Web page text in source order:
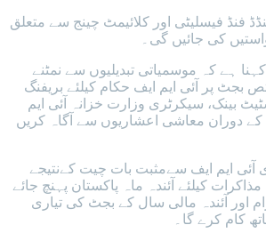
فنڈ فیسلیٹی اور کلائیمٹ چینج سے متعلق
کی جائیں گی۔
ہے کہ موسمیاتی تبدیلیوں سے نمٹنے
بجٹ پر آئی ایم ایف حکام کیلئے بریفنگ
بینک، سیکرٹری وزارت خزانہ آئی ایم
دوران معاشی اعشاریوں سے آگاہ کریں
آئی ایم ایف سےمثبت بات چیت کےنتیجے
کیلئے آئندہ ماہ پاکستان پہنچ جائے
اور آئندہ مالی سال کے بجٹ کی تیاری
کام کرے گا۔